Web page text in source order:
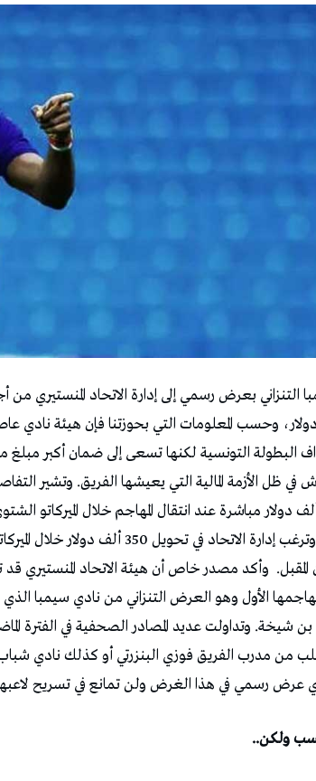
التنزاني بعرض رسمي إلى إدارة الاتحاد المنستيري من
دولار، وحسب المعلومات التي بحوزتنا فإن هيئة نادي
البطولة التونسية لكنها تسعى إلى ضمان أكبر
في ظل الأزمة المالية التي يعيشها الفريق. وتشير
الصائفة، وترغب إدارة الاتحاد في
وأكد مصدر خاص أن هيئة الاتحاد المنستيري
الأول وهو العرض التنزاني من نادي سيمبا الذي
شيخة. وتداولت عديد المصادر الصحفية في الفترة
من مدرب الفريق فوزي البنزرتي أو كذلك نادي شباب
عرض رسمي في هذا الغرض ولن تمانع في تسريح لاعبها
ولكن..